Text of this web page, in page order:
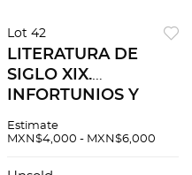
Lot 42
LITERATURA DE
SIGLO XIX.
INFORTUNIOS Y
APÓLOGOS,
Estimate
MXN$4,000 - MXN$6,000